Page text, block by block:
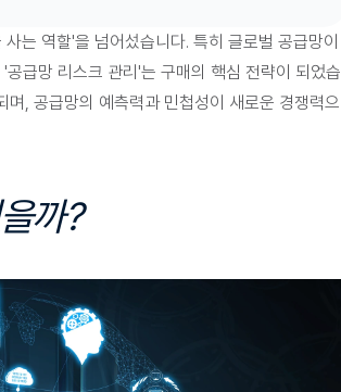
는 역할'을 넘어섰습니다. 특히 글로벌 공급망이
급망 리스크 관리'는 구매의 핵심 전략이 되었습
, 공급망의 예측력과 민첩성이 새로운 경쟁력으
까?